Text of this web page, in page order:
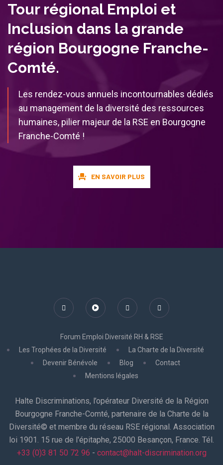
Tour régional Emploi et
Inclusion dans la grande
région Bourgogne Franche-
Comté.
Les rendez-vous annuels incontournables dédiés
au management de la diversité des ressources
humaines, pilier majeur de la RSE en Bourgogne
Franche-Comté !
EN SAVOIR PLUS
Forum Emploi Diversité RH & RSE
Les Trophées de la Diversité
La Charte de la Diversité
Devenir Bénévole
Blog
Contact
Mentions légales
Halte Discriminations, l’opérateur Diversité de la Région
Bourgogne Franche-Comté, partenaire de la Charte de la
Diversité© et membre du réseau RSE régional. Association
loi 1901. 15 rue de l'épitaphe, 25000 Besançon, France. Tél.
+33 (0)3 81 50 72 96 - contact@halt-discrimination.org